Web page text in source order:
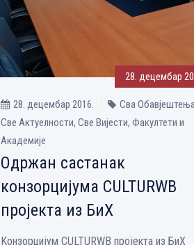
28. децембар
28. децембар 2016.
Сва
Све Aктуелности, Све Вијести, Факултети и
Академије
Одржан састанак
конзорцијума CULTURWB
пројекта из БиХ
Kонзорцијум CULTURWB пројекта из БиХ